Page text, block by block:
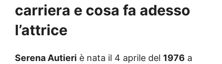
carriera e cosa fa adesso
l’attrice
Serena Autieri è nata il 4 aprile del 1976 a